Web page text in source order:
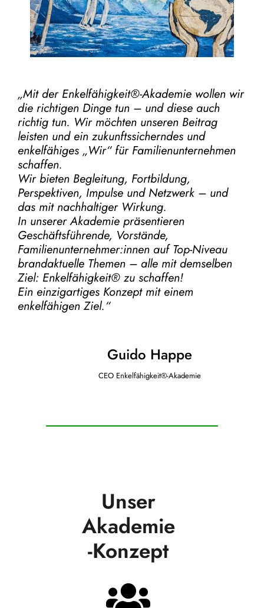
„Mit der Enkelfähigkeit®-Akademiewollen wir
die richtigen Dinge tun – und diese auch
richtig tun. Wir möchten unseren Beitrag
leisten und ein zukunftssicherndes und
enkelfähiges „Wir“ für Familienunternehmen
schaffen.
Wir bieten Begleitung, Fortbildung,
Perspektiven, Impulse und Netzwerk – und
das mit nachhaltiger Wirkung.
In unserer Akademie präsentieren
Geschäftsführende, Vorstände,
Familienunternehmer:innen auf Top-Niveau
brandaktuelle Themen – alle mit demselben
Ziel: Enkelfähigkeit® zu schaffen!
Ein einzigartiges Konzept mit einem
enkelfähigen Ziel.“
Guido Happe
CEO Enkelfähigkeit®-Akademie
Unser
Akademie
-Konzept